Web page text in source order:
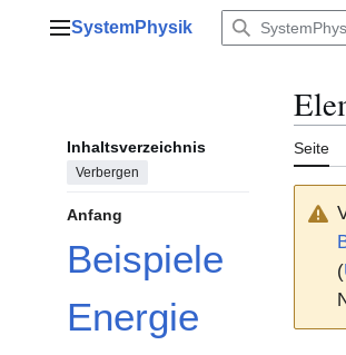
Hauptmenü
SystemPhysik
Inhaltsverzeichnis
Verbergen
Anfang
Beispiele
Energie
Seite
(